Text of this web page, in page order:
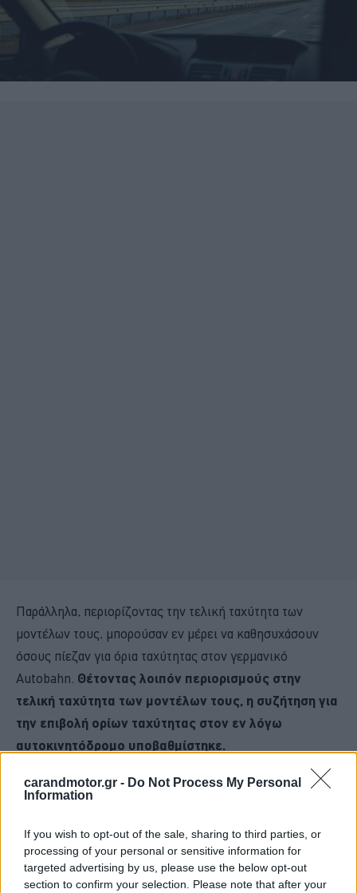
carandmotor.gr - Do Not Process My Personal
Information
If you wish to opt-out of the sale, sharing to third parties, or
processing of your personal or sensitive information for
targeted advertising by us, please use the below opt-out
section to confirm your selection. Please note that after your
Παράλληλα, περιορίζοντας την τελική ταχύτητα των
μοντέλων τους, μπορούσαν εν μέρει να καθησυχάσουν
όσους πίεζαν για όρια ταχύτητας στον γερμανικό
Autobahn. Θέτοντας λοιπόν περιορισμούς στην
τελική ταχύτητα των μοντέλων τους, η συζήτηση για
την επιβολή ορίων ταχύτητας στον εν λόγω
αυτοκινητόδρομο υποβαθμίστηκε.
Επίσης, η τελική των 250 χλμ./ώρα ήταν αρκετά γρήγορη
κίνδυνος να μειωθούν οι πωλήσεις αυτών των
μοντέλων.